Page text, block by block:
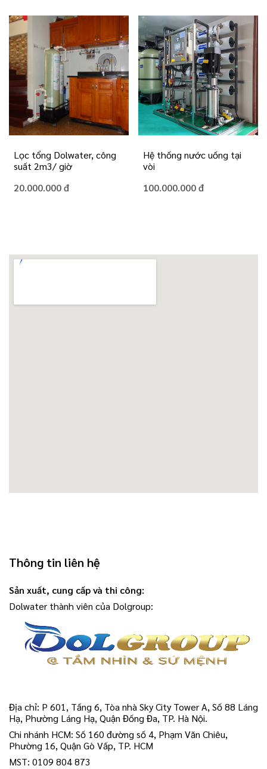
Lọc tổng Dolwater, công
suất 2m3/ giờ
20.000.000 đ
Hệ thống nước uống tại
vòi
100.000.000 đ
Thông tin liên hệ
Sản xuất, cung cấp và thi công:
Dolwater thành viên của Dolgroup:
Địa chỉ: P 601, Tầng 6, Tòa nhà Sky City Tower A, Số 88 Láng
Hạ, Phường Láng Hạ, Quận Đống Đa, TP. Hà Nội.
Chi nhánh HCM: Số 160 đường số 4, Phạm Văn Chiêu,
Phường 16, Quận Gò Vấp, TP. HCM
MST: 0109 804 873